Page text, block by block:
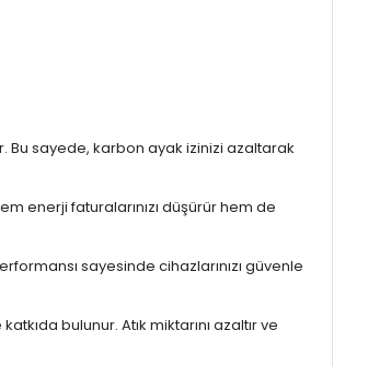
Bu sayede, karbon ayak izinizi azaltarak
enerji faturalarınızı düşürür hem de
sayesinde cihazlarınızı güvenle
bulunur. Atık miktarını azaltır ve